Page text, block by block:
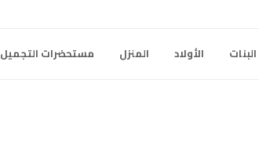
البنات الأولاد المنزل مستحضرات التجميل